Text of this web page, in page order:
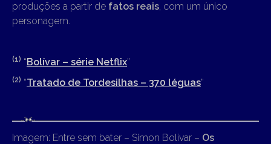
produções a partir de fatos reais, com um único
personagem.
(1) “Bolívar – série Netflix”
(2) “Tratado de Tordesilhas – 370 léguas”
Imagem: Entre sem bater – Simon Bolívar – Os